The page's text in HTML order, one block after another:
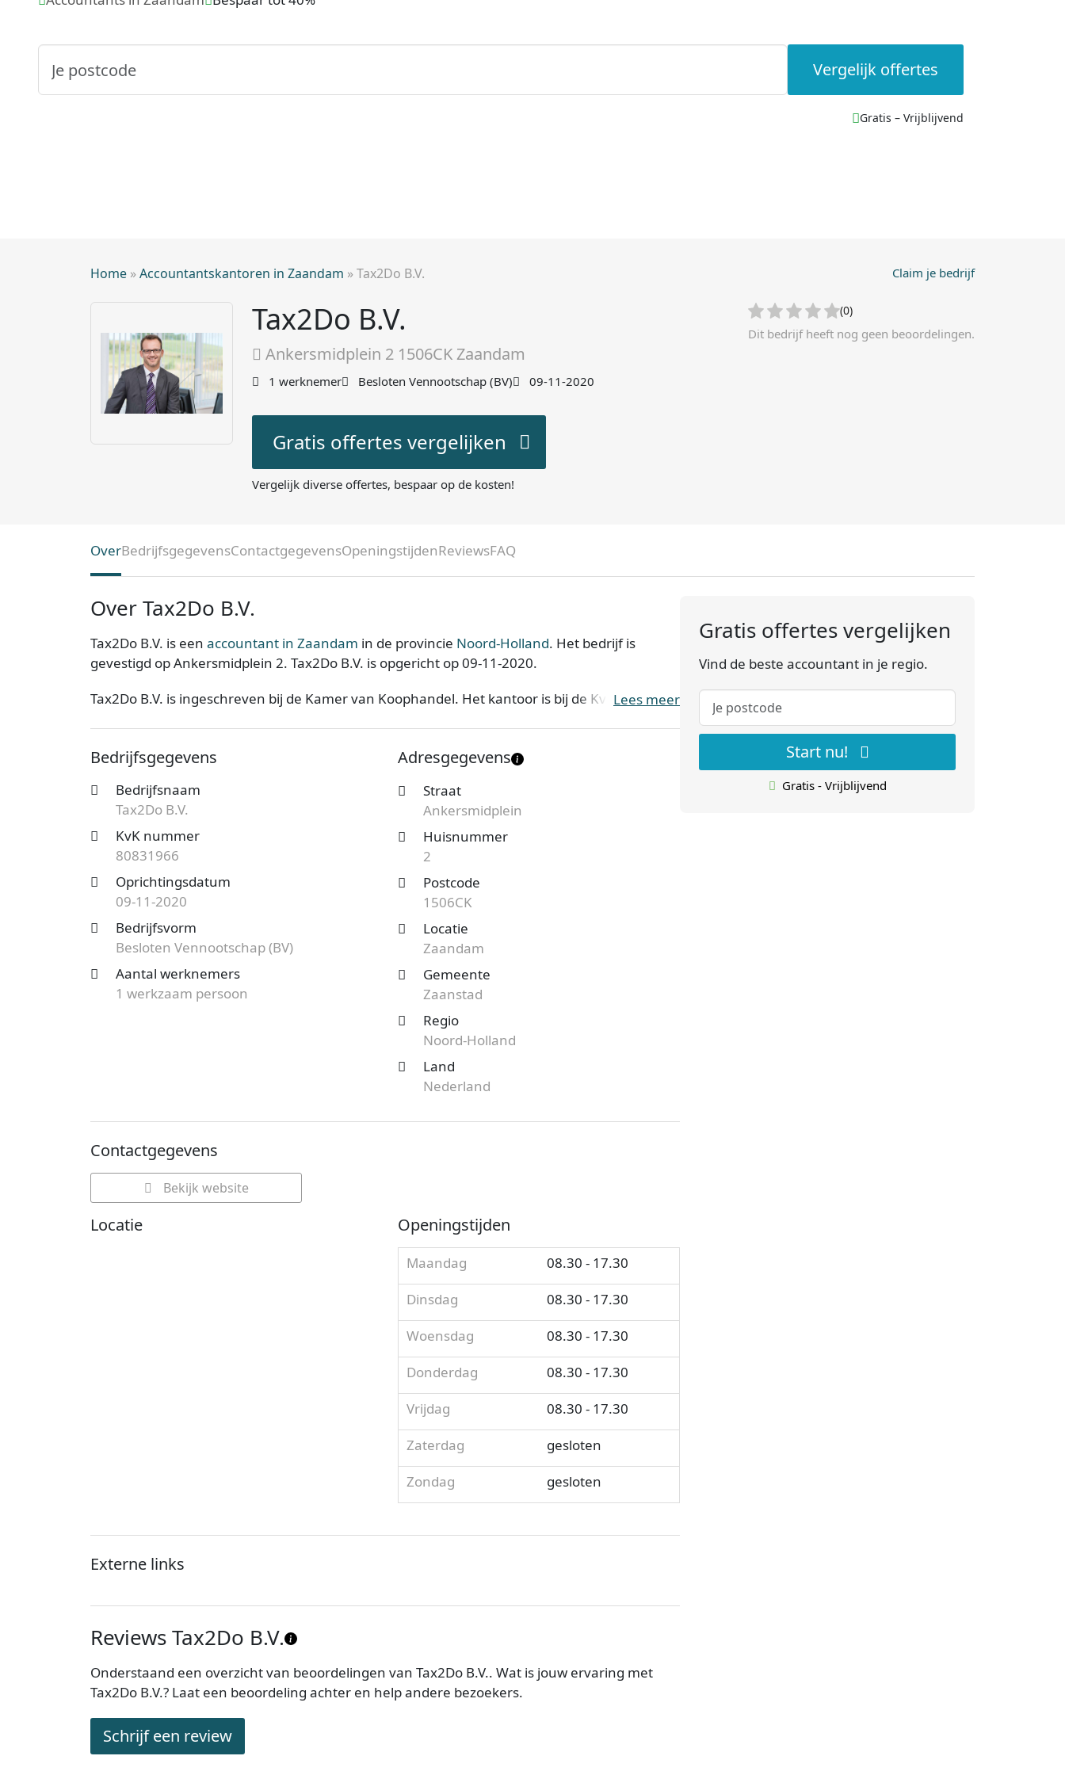
Vergelijk offertes
Gratis – Vrijblijvend
Home »Accountantskantoren in Zaandam »Tax2Do B.V. Claim je bedrijf
Tax2Do B.V.
Ankersmidplein 2 1506CK Zaandam
1 werknemer Besloten Vennootschap (BV) 09-11-2020
(0)
Dit bedrijf heeft nog geen beoordelingen.
Gratis offertes vergelijken
Vergelijk diverse offertes, bespaar op de kosten!
OverBedrijfsgegevensContactgegevensOpeningstijdenReviewsFAQ
Over Tax2Do B.V.
Tax2Do B.V. is een accountant in Zaandam in de provincie Noord-Holland. Het bedrijf is
gevestigd op Ankersmidplein 2. Tax2Do B.V. is opgericht op 09-11-2020.
Tax2Do B.V. is ingeschreven bij de Kamer van Koophandel. Het kantoor is bij de KvK bekend
dit bedrijf.
Op zoek naar een accountantskantoor uit Zaandam en benieuwd naar de prijzen en
mogelijkheden?
en je ontvangt spoedig reactie. Vergelijk
het aanbod en bespaar op de kosten!
Lees meer
Bedrijfsgegevens
Bedrijfsnaam
Tax2Do B.V.
KvK nummer
80831966
Oprichtingsdatum
09-11-2020
Bedrijfsvorm
Besloten Vennootschap (BV)
Aantal werknemers
1 werkzaam persoon
Adresgegevens
Straat
Ankersmidplein
Huisnummer
2
Postcode
1506CK
Locatie
Zaandam
Gemeente
Zaanstad
Regio
Noord-Holland
Land
Nederland
Contactgegevens
Bekijk website
Locatie Openingstijden
Maandag
08.30 - 17.30
Dinsdag
08.30 - 17.30
Woensdag
08.30 - 17.30
Donderdag
08.30 - 17.30
Vrijdag
08.30 - 17.30
Zaterdag
gesloten
Zondag
gesloten
Externe links
Reviews Tax2Do B.V.
Onderstaand een overzicht van beoordelingen van Tax2Do B.V.. Wat is jouw ervaring met
Tax2Do B.V.? Laat een beoordeling achter en help andere bezoekers.
Schrijf een review
Gratis offertes vergelijken
Vind de beste accountant in je regio.
Start nu!
Gratis - Vrijblijvend